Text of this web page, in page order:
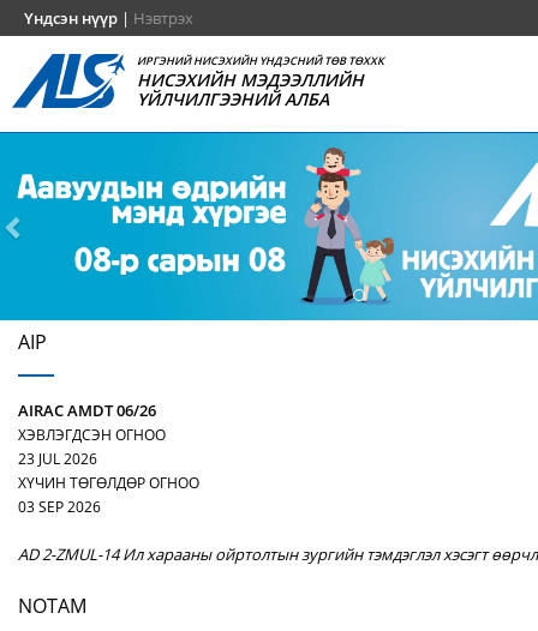
Үндсэн нүүр | Нэвтрэх
ИРГЭНИЙ НИСЭХИЙН ҮНДЭСНИЙ ТӨВ ТӨХХК
НИСЭХИЙН МЭДЭЭЛЛИЙН
ҮЙЛЧИЛГЭЭНИЙ АЛБА
AIP
AIRAC AMDT 06/26
ХЭВЛЭГДСЭН ОГНОО
23 JUL 2026
ХҮЧИН ТӨГӨЛДӨР ОГНОО
03 SEP 2026
AD 2-ZMUL-14 Ил харааны ойртолтын зургийн тэмдэглэл хэсэгт
NOTAM